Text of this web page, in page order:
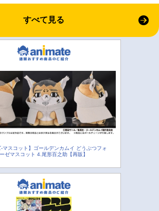
すべて見る
-マスコット】ゴールデンカムイ どうぶつフォ
ーゼマスコット 4.尾形百之助【再販】